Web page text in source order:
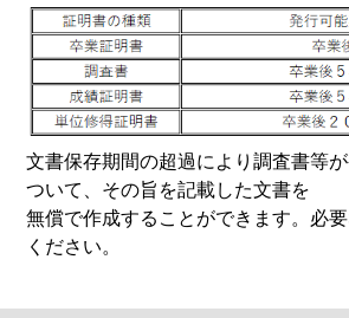
文書保存期間の超過により調査書等
ついて、その旨を記載した文書を
無償で作成することができます。必
ください。